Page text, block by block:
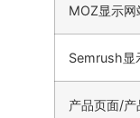
MOZ显示网
Semrush显
产品页面/